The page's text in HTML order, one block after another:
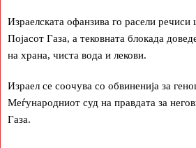
Израелската офанзива го расели речиси
Појасот Газа, а тековната блокада
на храна, чиста вода и лекови.
Израел се соочува со обвиненија за
Меѓународниот суд на правдата за
Газа.